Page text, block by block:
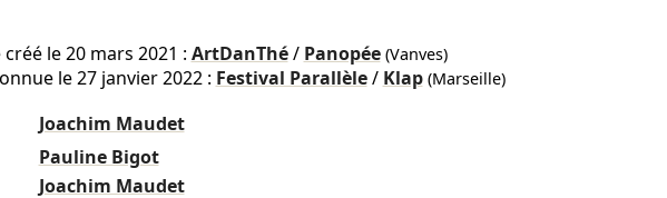
créé le20 mars 2021 : ArtDanThé/ Panopée(Vanves)
le 27 janvier 2022 : Festival Parallèle/ Klap(Marseille)
Joachim Maudet
Pauline Bigot
Joachim Maudet